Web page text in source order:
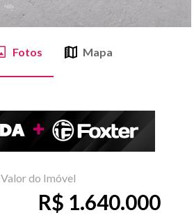
Fotos Mapa
Valor do Imóvel
R$ 1.640.000